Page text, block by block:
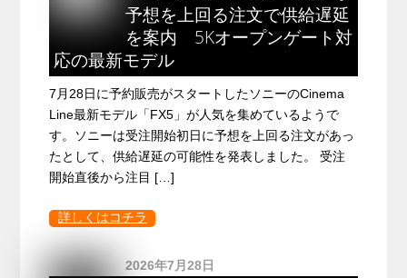
予想を上回る注文で供給遅延
を案内 5Kオープンゲート対
応の最新モデル
7月28日に予約販売がスタートしたソニーのCinema
Line最新モデル「FX5」が人気を集めているようで
す。ソニーは受注開始初日に予想を上回る注文があっ
たとして、供給遅延の可能性を発表しました。 受注
開始直後から注目 […]
詳しくはコチラ
2026年7月28日